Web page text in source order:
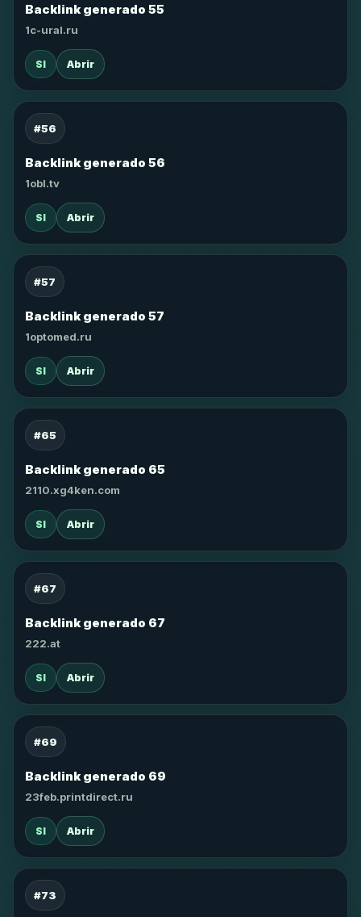
Backlink generado 55
1c-ural.ru
SI Abrir
#56
Backlink generado 56
1obl.tv
SI Abrir
#57
Backlink generado 57
1optomed.ru
SI Abrir
#65
Backlink generado 65
2110.xg4ken.com
SI Abrir
#67
Backlink generado 67
222.at
SI Abrir
#69
Backlink generado 69
23feb.printdirect.ru
SI Abrir
#73